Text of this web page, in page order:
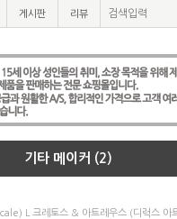
게시판 리뷰
기타 메이커 (2)
L 크레토스 & 아트레우스 (디럭스 아